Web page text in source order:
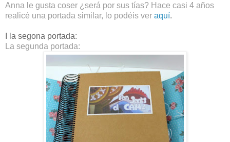
Anna le gusta coser ¿será por sus tías? Hace casi 4 años
realicé una portada similar, lo podéis ver aquí.
I la segona portada:
La segunda portada: